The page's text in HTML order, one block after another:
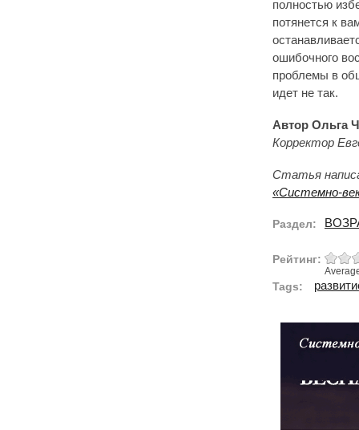
полностью
потянется к
ошибочного
проблемы в
идет не так.
Автор Ольга
Корректор
Статья
«Системно-
Раздел:
Рейтинг:
Tags: